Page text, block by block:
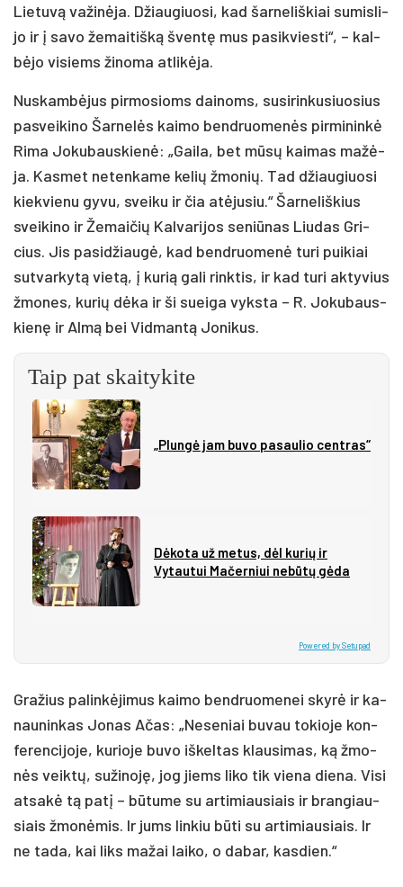
Lie­tu­vą va­ži­nė­ja. Džiau­giuo­si, kad šar­ne­liš­kiai su­mis­li­
jo ir į sa­vo že­mai­tiš­ką šven­tę mus pa­si­kvies­ti“, – kal­
bė­jo vi­siems ži­no­ma at­li­kė­ja.
Nus­kam­bė­jus pir­mo­sioms dai­noms, su­si­rin­ku­siuo­sius
pa­svei­ki­no Šar­ne­lės kai­mo bend­ruo­me­nės pir­mi­nin­kė
Ri­ma Jo­ku­baus­kie­nė: „Gai­la, bet mū­sų kai­mas ma­žė­
ja. Kas­met ne­ten­ka­me ke­lių žmo­nių. Tad džiau­giuo­si
kiek­vie­nu gy­vu, svei­ku ir čia atė­ju­siu.“ Šar­ne­liš­kius
svei­ki­no ir Že­mai­čių Kal­va­ri­jos se­niū­nas Liu­das Gri­
cius. Jis pa­si­džiau­gė, kad bend­ruo­me­nė tu­ri pui­kiai
su­tvar­ky­tą vie­tą, į ku­rią ga­li rink­tis, ir kad tu­ri ak­ty­vius
žmo­nes, ku­rių dė­ka ir ši suei­ga vyks­ta – R. Jo­ku­baus­
kie­nę ir Al­mą bei Vid­man­tą Jo­ni­kus.
Taip pat skaitykite
„Plungė jam buvo pasaulio centras“
Dėkota už metus, dėl kurių ir
Vytautui Mačerniui nebūtų gėda
Powered by Setupad
Gra­žius pa­lin­kė­ji­mus kai­mo bend­ruo­me­nei sky­rė ir ka­
nau­nin­kas Jo­nas Ačas: „Ne­se­niai bu­vau to­kio­je kon­
fe­ren­ci­jo­je, ku­rio­je bu­vo iš­kel­tas klau­si­mas, ką žmo­
nės veik­tų, su­ži­no­ję, jog jiems li­ko tik vie­na die­na. Vi­si
at­sa­kė tą pa­tį – bū­tu­me su ar­ti­miau­siais ir bran­giau­
siais žmo­nė­mis. Ir jums lin­kiu bū­ti su ar­ti­miau­siais. Ir
ne ta­da, kai liks ma­žai lai­ko, o da­bar, kas­dien.“